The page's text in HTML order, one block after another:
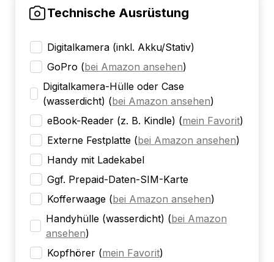
Technische Ausrüstung
Digitalkamera (inkl. Akku/Stativ)
GoPro (bei Amazon ansehen)
Digitalkamera-Hülle oder Case
(wasserdicht) (bei Amazon ansehen)
eBook-Reader (z. B. Kindle) (mein Favorit)
Externe Festplatte (bei Amazon ansehen)
Handy mit Ladekabel
Ggf. Prepaid-Daten-SIM-Karte
Kofferwaage (bei Amazon ansehen)
Handyhülle (wasserdicht) (bei Amazon
ansehen)
Kopfhörer (mein Favorit)